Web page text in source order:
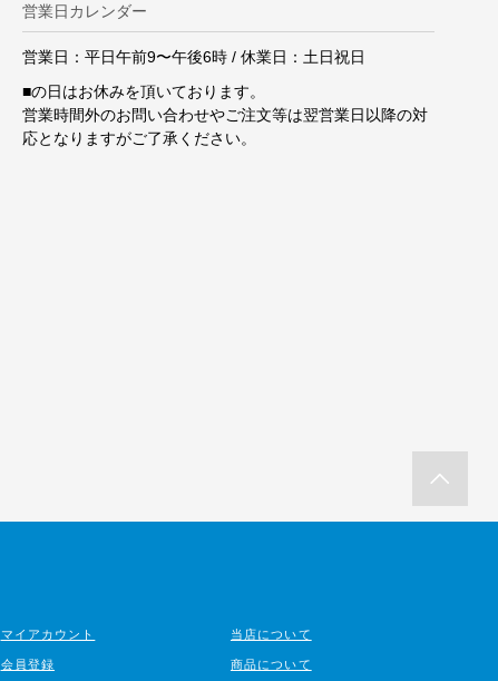
営業日カレンダー
営業日：平日午前9〜午後6時 / 休業日：土日祝日
■の日はお休みを頂いております。
営業時間外のお問い合わせやご注文等は翌営業日以降の対
応となりますがご了承ください。
マイアカウント
会員登録
当店について
商品について